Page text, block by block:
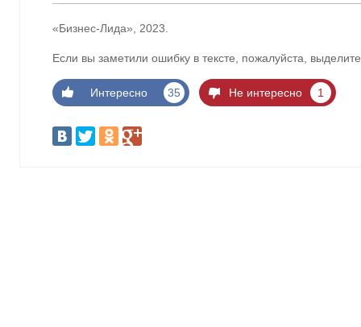
«Бизнес-Лида», 2023.
Если вы заметили ошибку в тексте, пожалуйста,
Интересно 35 Не интересно 1